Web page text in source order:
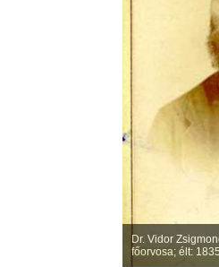
Dr. Vidor
főorvosa; élt: